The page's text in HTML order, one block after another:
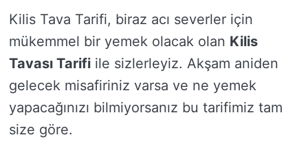
Kilis Tava Tarifi, biraz acı severler için
mükemmel bir yemek olacak olan Kilis
Tavası Tarifi ile sizlerleyiz. Akşam aniden
gelecek misafiriniz varsa ve ne yemek
yapacağınızı bilmiyorsanız bu tarifimiz tam
size göre.